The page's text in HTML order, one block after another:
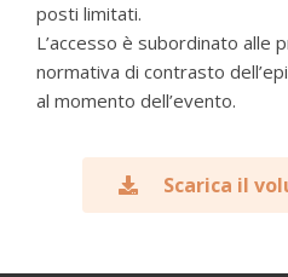
posti limitati.
L’accesso è subordinato alle
normativa di contrasto
al momento dell’evento.
Scarica il